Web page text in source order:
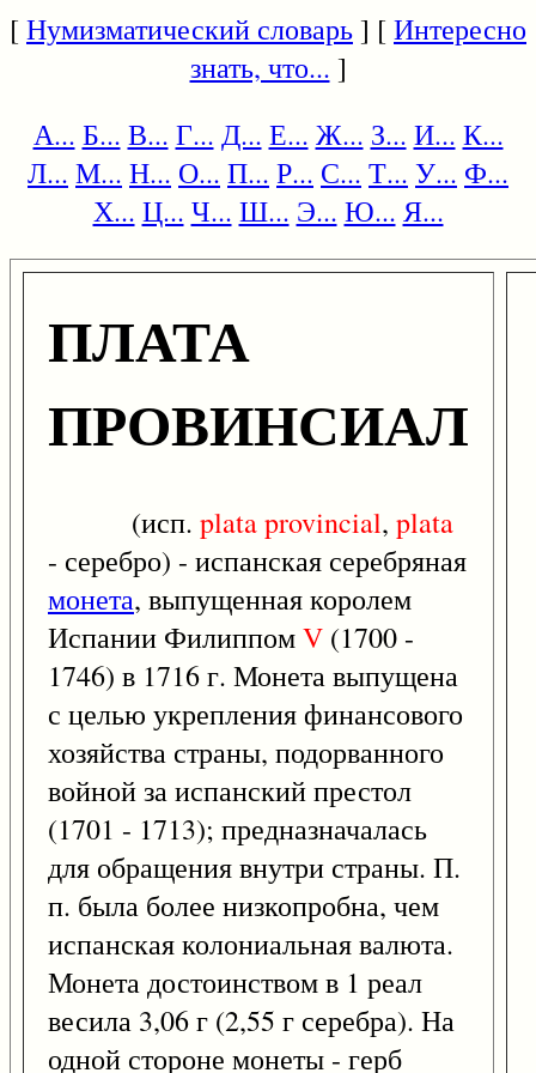
[Нумизматический словарь] [Интересно
знать, что... ]
А... Б... В... Г... Д... Е... Ж... З... И... К...
Л... М... Н... О... П... Р... С... Т... У... Ф...
Х... Ц... Ч... Ш... Э... Ю... Я...
ПЛАТА
ПРОВИНСИАЛ
(исп. plataprovincial, plata
- серебро) - испанская серебряная
монета, выпущенная королем
Испании ФилиппомV (1700 -
1746) в 1716 г. Монета выпущена
с целью укрепления финансового
хозяйства страны, подорванного
войной за испанский престол
(1701 - 1713); предназначалась
для обращения внутри страны. П.
п. была более низкопробна, чем
испанская колониальная валюта.
Монета достоинством в 1 реал
весила 3,06 г (2,55 г серебра). На
одной стороне монеты - герб